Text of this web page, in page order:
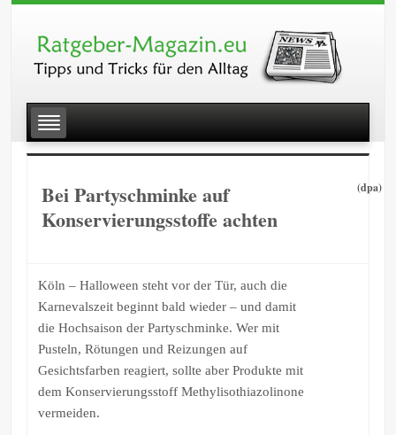
Bei Partyschminke auf
Konservierungsstoffe achten
(dpa)
Köln – Halloween steht vor der Tür, auch die
Karnevalszeit beginnt bald wieder – und damit
die Hochsaison der Partyschminke. Wer mit
Pusteln, Rötungen und Reizungen auf
Gesichtsfarben reagiert, sollte aber Produkte mit
dem Konservierungsstoff Methylisothiazolinone
vermeiden.